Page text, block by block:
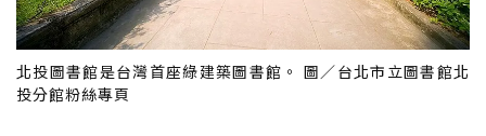
北投圖書館是台灣首座綠建築圖書館。 圖／台北市立圖書館北
投分館粉絲專頁